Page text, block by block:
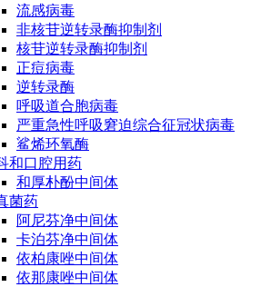
流感病毒
非核苷逆转录酶抑制剂
核苷逆转录酶抑制剂
正痘病毒
逆转录酶
呼吸道合胞病毒
严重急性呼吸窘迫综合征冠状病毒
鲨烯环氧酶
和口腔用药
和厚朴酚中间体
菌药
阿尼芬净中间体
卡泊芬净中间体
依柏康唑中间体
依那康唑中间体